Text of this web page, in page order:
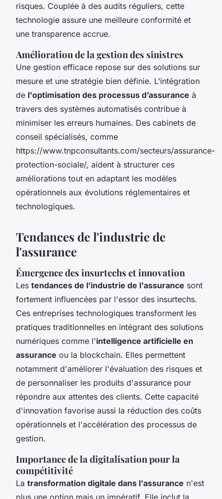
risques. Couplée à des audits réguliers, cette
technologie assure une meilleure conformité et
une transparence accrue.
Amélioration de la gestion des sinistres
Une gestion efficace repose sur des solutions sur
mesure et une stratégie bien définie. L’intégration
de l'optimisation des processus d’assurance à
travers des systèmes automatisés contribue à
minimiser les erreurs humaines. Des cabinets de
conseil spécialisés, comme
https://www.tnpconsultants.com/secteurs/assurance-
protection-sociale/, aident à structurer ces
améliorations tout en adaptant les modèles
opérationnels aux évolutions réglementaires et
technologiques.
Tendances de l'industrie de
l'assurance
Émergence des insurtechs et innovation
Les tendances de l'industrie de l'assurance sont
fortement influencées par l'essor des insurtechs.
Ces entreprises technologiques transforment les
pratiques traditionnelles en intégrant des solutions
numériques comme l'intelligence artificielle en
assurance ou la blockchain. Elles permettent
notamment d'améliorer l'évaluation des risques et
de personnaliser les produits d'assurance pour
répondre aux attentes des clients. Cette capacité
d'innovation favorise aussi la réduction des coûts
opérationnels et l'accélération des processus de
gestion.
Importance de la digitalisation pour la
compétitivité
La transformation digitale dans l'assurance n'est
plus une option mais un impératif. Elle inclut la